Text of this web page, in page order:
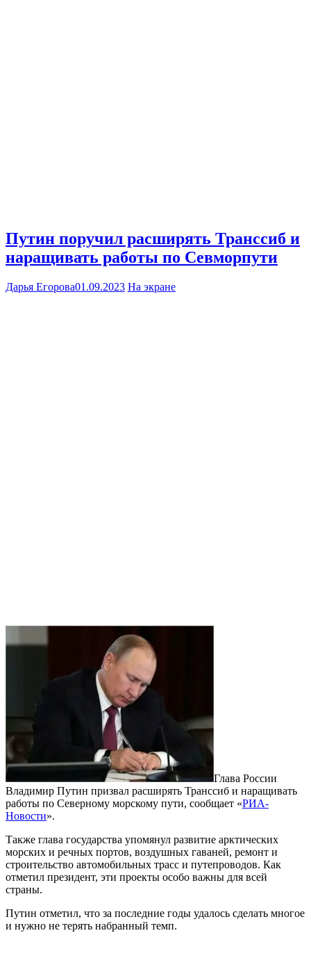
Путин поручил расширять Транссиб и
наращивать работы по Севморпути
Дарья Егорова01.09.2023 На экране
Глава России
Владимир Путин призвал расширять Транссиб и наращивать
работы по Северному морскому пути, сообщает «РИА-
Новости».
Также глава государства упомянул развитие арктических
морских и речных портов, воздушных гаваней, ремонт и
строительство автомобильных трасс и путепроводов. Как
отметил президент, эти проекты особо важны для всей
страны.
Путин отметил, что за последние годы удалось сделать многое
и нужно не терять набранный темп.